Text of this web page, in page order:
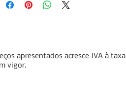
apresentados acresce IVA à taxa
vigor.